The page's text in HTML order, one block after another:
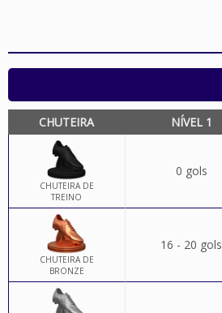
CHUTEIRA NÍVEL 1
CHUTEIRA DE
TREINO
0 gols
CHUTEIRA DE
BRONZE
16 - 20 gols